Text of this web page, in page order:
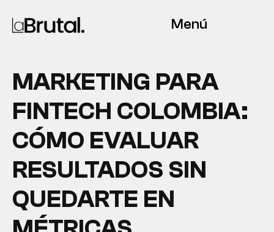
Menú
MARKETING PARA
FINTECH COLOMBIA:
CÓMO EVALUAR
RESULTADOS SIN
QUEDARTE EN